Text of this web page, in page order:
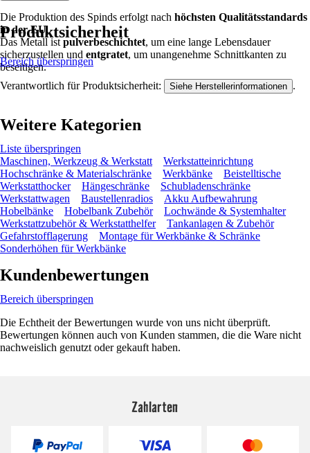
Die Produktion des Spinds erfolgt nach höchsten Qualitätsstandards
in der EU.
Das Metall ist pulverbeschichtet, um eine lange Lebensdauer
sicherzustellen und entgratet, um unangenehme Schnittkanten zu
beseitigen.
Produktsicherheit
Bereich überspringen
Verantwortlich für Produktsicherheit: Siehe Herstellerinformationen .
Weitere Kategorien
Liste überspringen
Maschinen, Werkzeug & Werkstatt
Werkstatteinrichtung
Hochschränke & Materialschränke
Werkbänke
Beistelltische
Werkstatthocker
Hängeschränke
Schubladenschränke
Werkstattwagen
Baustellenradios
Akku Aufbewahrung
Hobelbänke
Hobelbank Zubehör
Lochwände & Systemhalter
Werkstattzubehör & Werkstatthelfer
Tankanlagen & Zubehör
Gefahrstofflagerung
Montage für Werkbänke & Schränke
Sonderhöhen für Werkbänke
Kundenbewertungen
Bereich überspringen
Die Echtheit der Bewertungen wurde von uns nicht überprüft.
Bewertungen können auch von Kunden stammen, die die Ware nicht
nachweislich genutzt oder gekauft haben.
Zahlarten